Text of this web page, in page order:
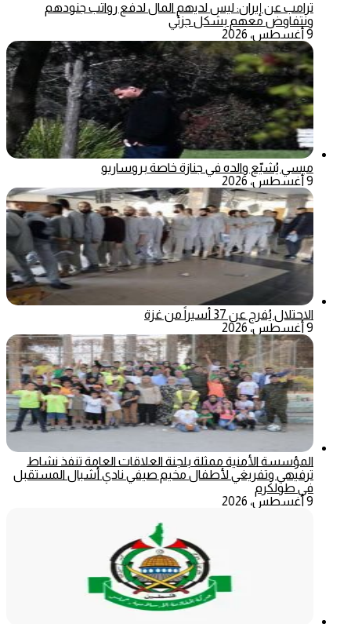
ترامب عن إيران: ليس لديهم المال لدفع رواتب جنودهم
ونتفاوض معهم بشكل جزئي
9 أغسطس، 2026
ميسي يُشيّع والده في جنازة خاصة بروساريو
9 أغسطس، 2026
الاحتلال يُفرج عن 37 أسيراً من غزة
9 أغسطس، 2026
المؤسسة الأمنية ممثلة بلجنة العلاقات العامة تنفذ نشاط
ترفيهي وتفريغي لأطفال مخيم صيفي نادي أشبال المستقبل
في طولكرم
9 أغسطس، 2026